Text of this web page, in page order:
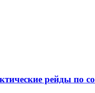
рейды по